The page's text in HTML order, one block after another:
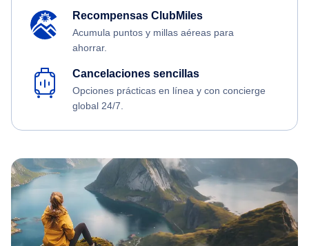
Recompensas ClubMiles
Acumula puntos y millas aéreas para
ahorrar.
Cancelaciones sencillas
Opciones prácticas en línea y con concierge
global 24/7.